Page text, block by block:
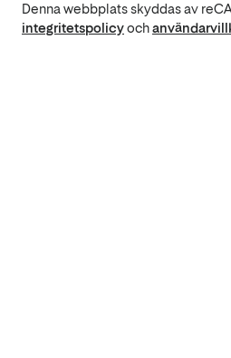
Denna webbplats skyddas av
integritetspolicyoch